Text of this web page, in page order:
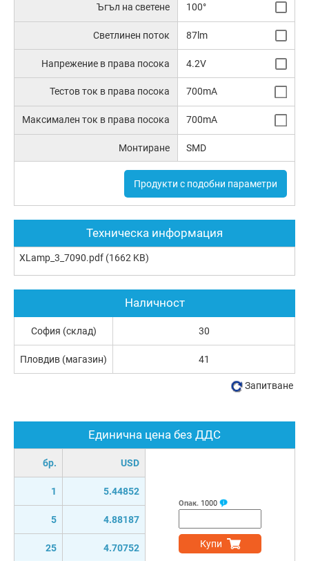
Ъгъл на светене 100°
Светлинен поток 87lm
Напрежение в права посока 4.2V
Тестов ток в права посока 700mA
Максимален ток в права посока 700mA
Монтиране SMD
Продукти с подобни параметри
Техническа информация
XLamp_3_7090.pdf (1662 KB)
Единична цена без ДДС
бр. USD
1 5.44852
5 4.88187
25 4.70752
Опак. 1000
Купи
Наличност
София (склад) 30
Пловдив (магазин) 41
Запитване